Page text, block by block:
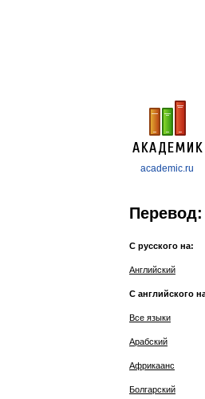
academic.ru
Перевод:
С русского на:
Английский
С английского
Все языки
Арабский
Африкаанс
Болгарский